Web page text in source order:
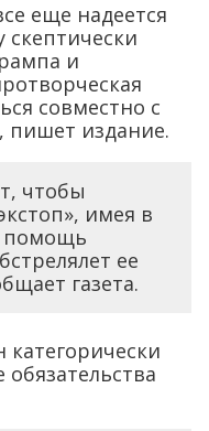
еще надеется
и
совместно с
издание.
чтобы
имея в
помощь
ее
газета.